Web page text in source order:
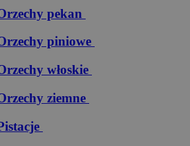
pekan
piniowe
włoskie
ziemne